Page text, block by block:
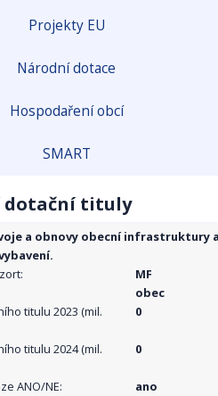
Projekty EU
Národní dotace
Hospodaření obcí
SMART
dotační tituly
a obnovy obecní infrastruktury
MF
obec
titulu 2023 (mil.
0
titulu 2024 (mil.
0
ANO/NE:
ano